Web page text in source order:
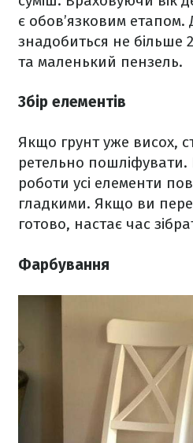
є обов’язковим
знадобиться не більше
та маленький пензель.
Збір елементів
Якщо грунт уже висох,
ретельно пошліфувати.
роботи усі елементи
гладкими. Якщо ви
готово, настає час
Фарбування